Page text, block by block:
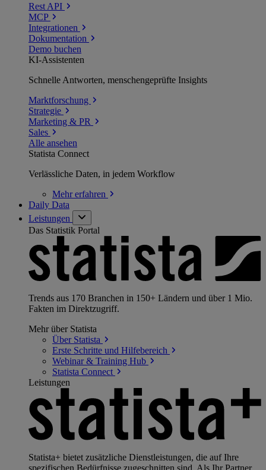
Rest API
MCP
Integrationen
Dokumentation
Demo buchen
KI-Assistenten
Schnelle Antworten, menschengeprüfte Insights
Marktforschung
Strategie
Marketing & PR
Sales
Alle ansehen
Statista Connect
Verlässliche Daten, in jedem Workflow
Mehrerfahren
Daily Data
Leistungen
Das Statistik Portal
Trends aus 170 Branchen in 150+ Ländern und über 1 Mio.
Fakten im Direktzugriff.
Mehr über Statista
Über Statista
Erste Schritte und Hilfebereich
Webinar & Training Hub
Statista Connect
Leistungen
Statista+ bietet zusätzliche Dienstleistungen, die auf Ihre
spezifischen Bedürfnisse zugeschnitten sind. Als Ihr Partner